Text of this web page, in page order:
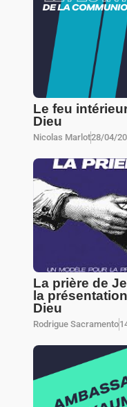
Le feu
Dieu
Nicolas Marlot28/04/
La prière de
la
Dieu
Rodrigue Sacramento